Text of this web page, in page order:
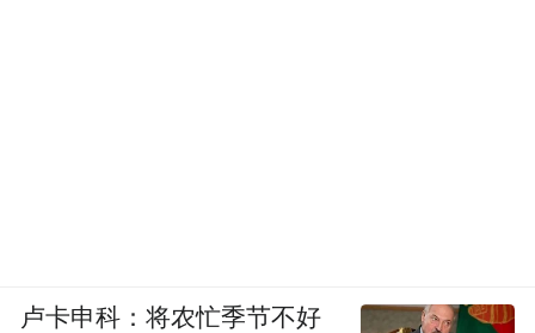
卢卡申科：将农忙季节不好